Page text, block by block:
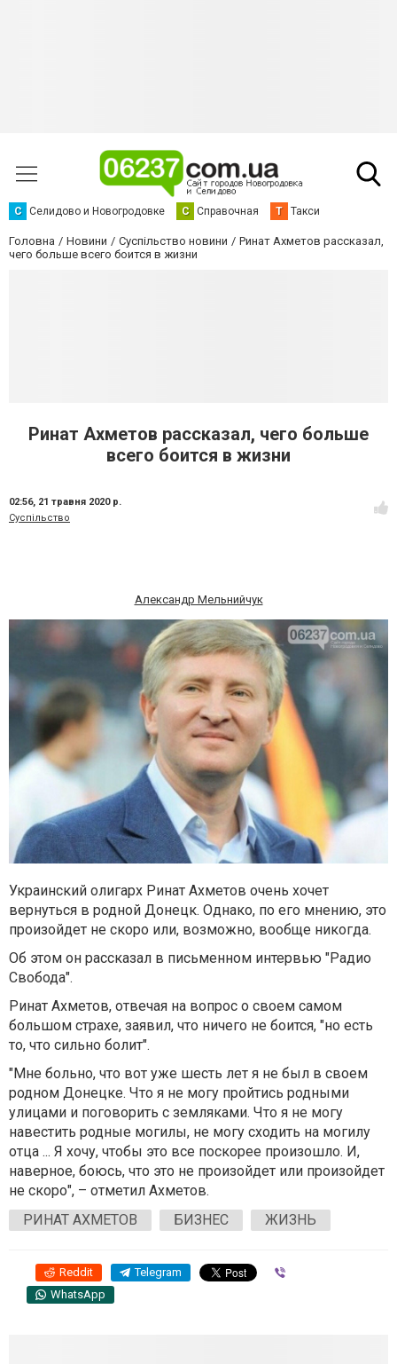
С Селидово и Новогродовке С Справочная Т Такси
Головна Новини Суспільство новини
Ринат Ахметов рассказал,
чего больше всего боится в жизни
Ринат Ахметов рассказал, чего больше
всего боится в жизни
02:56, 21 травня 2020 р.
Суспільство
Александр Мельнийчук
Украинский олигарх Ринат Ахметов очень хочет
вернуться в родной Донецк. Однако, по его мнению, это
произойдет не скоро или, возможно, вообще никогда.
Об этом он рассказал в письменном интервью "Радио
Свобода".
Ринат Ахметов, отвечая на вопрос о своем самом
большом страхе, заявил, что ничего не боится, "но есть
то, что сильно болит".
"Мне больно, что вот уже шесть лет я не был в своем
родном Донецке. Что я не могу пройтись родными
улицами и поговорить с земляками. Что я не могу
навестить родные могилы, не могу сходить на могилу
отца ... Я хочу, чтобы это все поскорее произошло. И,
наверное, боюсь, что это не произойдет или произойдет
не скоро", – отметил Ахметов.
РИНАТ АХМЕТОВ
БИЗНЕС ЖИЗНЬ
Reddit Telegram
WhatsApp